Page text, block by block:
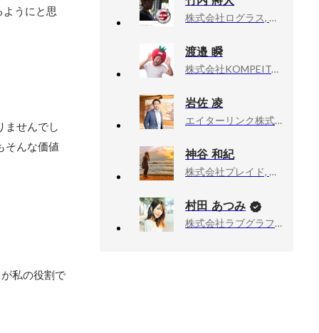
うにと思
ませんでし
そんな価値
私の役割で
株式会社ログラス, Bizdev
渡邉 瞬
株式会社KOMPEITO, 代表取締役CEO
岩佐 凌
エイターリンク株式会社, 代表取締役
神谷 和紀
株式会社プレイド, カスタマーエンジニア
村田 あつみ
株式会社ラブグラフ, Co-founder & CCO